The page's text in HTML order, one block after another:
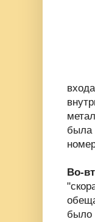
была
Во-
было